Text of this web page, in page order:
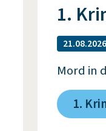
1.
21.08.2026
Mord in
1.